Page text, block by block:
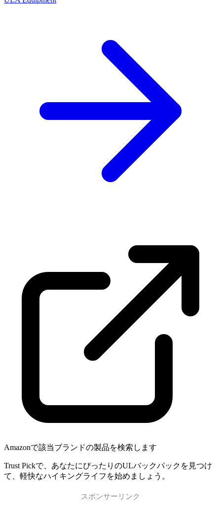
Amazonで該当ブランドの製品を検索します
Trust Pickで、あなたにぴったりのULバックパックを見つけ
て、軽快なハイキングライフを始めましょう。
スポンサーリンク